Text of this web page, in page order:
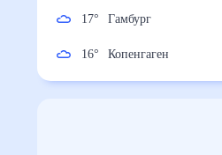
17° Гамбург
16° Копенгаген